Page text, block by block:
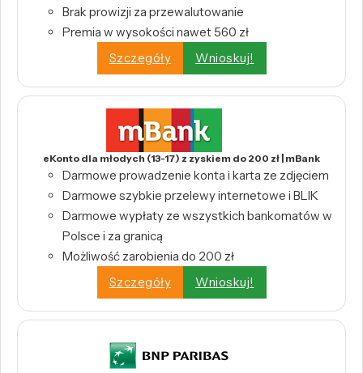
Brak prowizji za przewalutowanie
Premia w wysokości nawet 560 zł
Szczegóły
Wnioskuj!
eKonto dla młodych (13-17) z zyskiem do 200 zł | mBank
Darmowe prowadzenie konta i karta ze zdjęciem
Darmowe szybkie przelewy internetowe i BLIK
Darmowe wypłaty ze wszystkich bankomatów w
Polsce i za granicą
Możliwość zarobienia do 200 zł
Szczegóły
Wnioskuj!